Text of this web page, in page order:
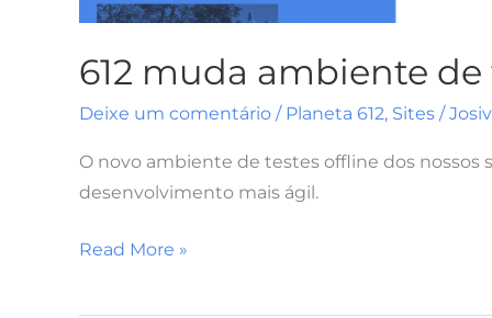
612 muda ambiente
Deixe um comentário / Planeta 612, Sites /
O novo ambiente de testes offline dos
desenvolvimento mais ágil.
Read More »